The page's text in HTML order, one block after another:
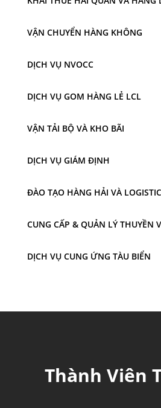
VẬN CHUYỂN HÀNG KHÔNG
DỊCH VỤ NVOCC
DỊCH VỤ GOM HÀNG LẺ LCL
VẬN TẢI BỘ VÀ KHO BÃI
DỊCH VỤ GIÁM ĐỊNH
ĐÀO TẠO HÀNG HẢI VÀ
CUNG CẤP & QUẢN LÝ THUYỀN
DỊCH VỤ CUNG ỨNG TÀU BIỂN
Thành Viên